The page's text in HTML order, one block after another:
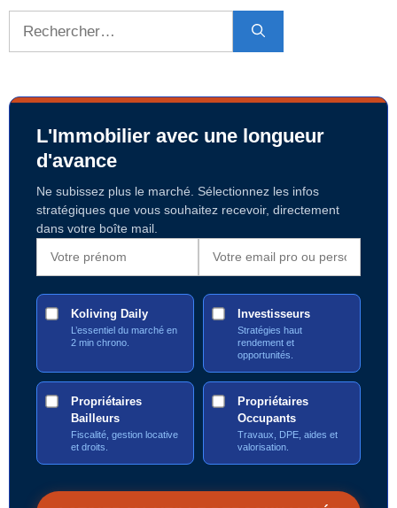
L'Immobilier avec une longueur
d'avance
Ne subissez plus le marché. Sélectionnez les infos
stratégiques que vous souhaitez recevoir, directement
dans votre boîte mail.
Koliving Daily
L’essentiel du marché en
2 min chrono.
Investisseurs
Stratégies haut
rendement et
opportunités.
Propriétaires
Bailleurs
Fiscalité, gestion locative
et droits.
Propriétaires
Occupants
Travaux, DPE, aides et
valorisation.